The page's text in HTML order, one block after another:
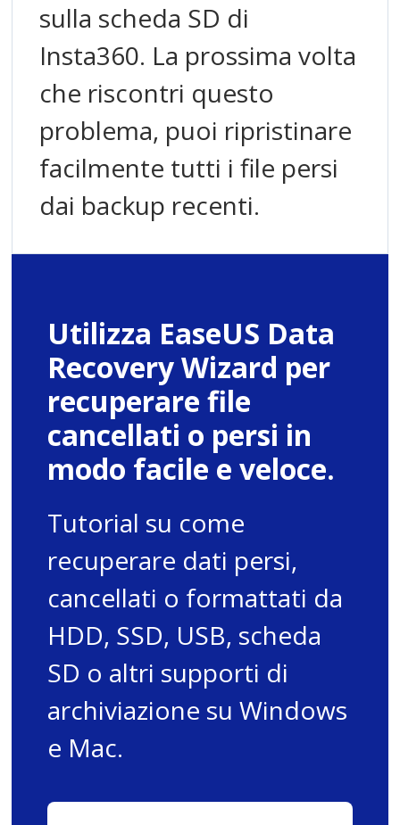
sulla scheda SD di
Insta360. La prossima volta
che riscontri questo
problema, puoi ripristinare
facilmente tutti i file persi
dai backup recenti.
Utilizza EaseUS Data
Recovery Wizard per
recuperare file
cancellati o persi in
modo facile e veloce.
Tutorial su come
recuperare dati persi,
cancellati o formattati da
HDD, SSD, USB, scheda
SD o altri supporti di
archiviazione su Windows
e Mac.